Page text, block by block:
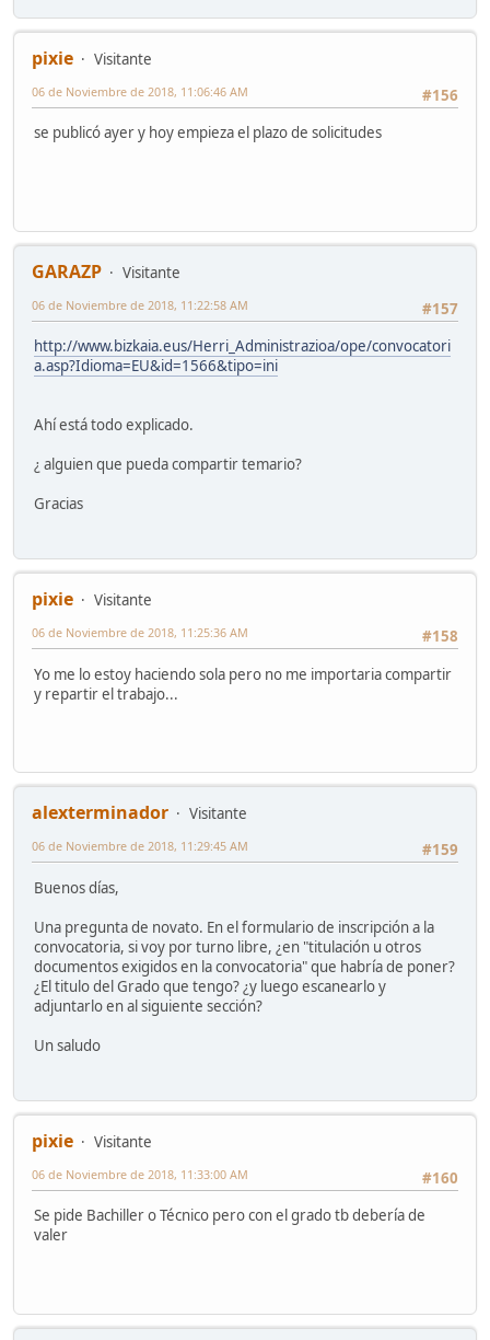
pixie
Visitante
#156
06 de Noviembre de 2018, 11:06:46 AM
se publicó ayer y hoy empieza el plazo de solicitudes
GARAZP
Visitante
#157
06 de Noviembre de 2018, 11:22:58 AM
http://www.bizkaia.eus/Herri_Administrazioa/ope/convocatori
a.asp?Idioma=EU&id=1566&tipo=ini
Ahí está todo explicado.
¿ alguien que pueda compartir temario?
Gracias
pixie
Visitante
#158
06 de Noviembre de 2018, 11:25:36 AM
Yo me lo estoy haciendo sola pero no me importaria compartir
y repartir el trabajo...
alexterminador
Visitante
#159
06 de Noviembre de 2018, 11:29:45 AM
Buenos días,
Una pregunta de novato. En el formulario de inscripción a la
convocatoria, si voy por turno libre, ¿en "titulación u otros
documentos exigidos en la convocatoria" que habría de poner?
¿El titulo del Grado que tengo? ¿y luego escanearlo y
adjuntarlo en al siguiente sección?
Un saludo
pixie
Visitante
#160
06 de Noviembre de 2018, 11:33:00 AM
Se pide Bachiller o Técnico pero con el grado tb debería de
valer